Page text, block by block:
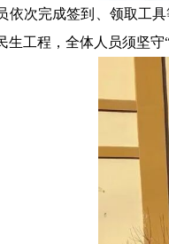
依次完成签到、领取工
生工程，全体人员须坚守